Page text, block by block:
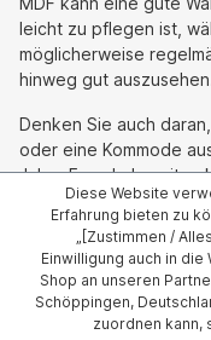
leicht zu pflegen ist,
möglicherweise
hinweg gut
Denken Sie auch
oder eine Kommode
Jahre Freude bereiten
und gut verarbeitetes
Sideboards
Esszimmer
Diese Website
Erfahrung bieten zu
„[Zustimmen /
Einwilligung auch in
Shop an unseren
Schöppingen,
zuordnen kann,